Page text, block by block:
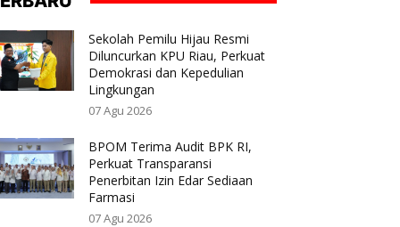
Sekolah Pemilu Hijau Resmi
Diluncurkan KPU Riau, Perkuat
Demokrasi dan Kepedulian
Lingkungan
07 Agu 2026
BPOM Terima Audit BPK RI,
Perkuat Transparansi
Penerbitan Izin Edar Sediaan
Farmasi
07 Agu 2026